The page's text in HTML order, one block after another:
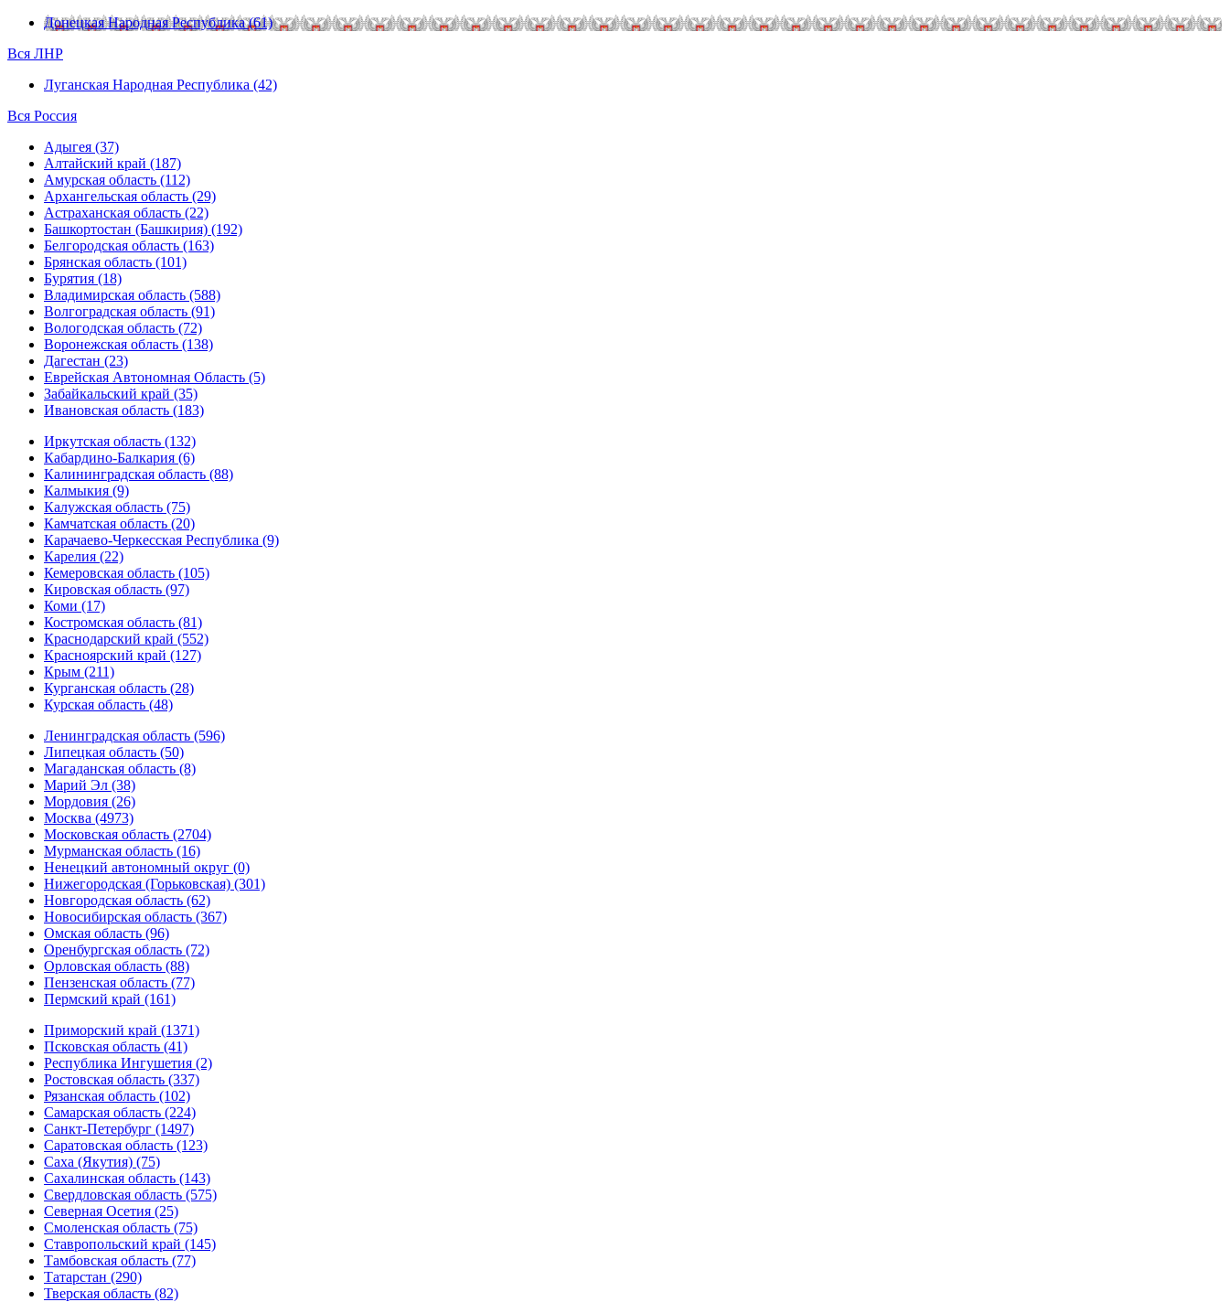
Донецкая Народная Республика (61)
Вся ЛНР
Луганская Народная Республика (42)
Вся Россия
Адыгея (37)
Алтайский край (187)
Амурская область (112)
Архангельская область (29)
Астраханская область (22)
Башкортостан (Башкирия) (192)
Белгородская область (163)
Брянская область (101)
Бурятия (18)
Владимирская область (588)
Волгоградская область (91)
Вологодская область (72)
Воронежская область (138)
Дагестан (23)
Еврейская Автономная Область (5)
Забайкальский край (35)
Ивановская область (183)
Иркутская область (132)
Кабардино-Балкария (6)
Калининградская область (88)
Калмыкия (9)
Калужская область (75)
Камчатская область (20)
Карачаево-Черкесская Республика (9)
Карелия (22)
Кемеровская область (105)
Кировская область (97)
Коми (17)
Костромская область (81)
Краснодарский край (552)
Красноярский край (127)
Крым (211)
Курганская область (28)
Курская область (48)
Ленинградская область (596)
Липецкая область (50)
Магаданская область (8)
Марий Эл (38)
Мордовия (26)
Москва (4973)
Московская область (2704)
Мурманская область (16)
Ненецкий автономный округ (0)
Нижегородская (Горьковская) (301)
Новгородская область (62)
Новосибирская область (367)
Омская область (96)
Оренбургская область (72)
Орловская область (88)
Пензенская область (77)
Пермский край (161)
Приморский край (1371)
Псковская область (41)
Республика Ингушетия (2)
Ростовская область (337)
Рязанская область (102)
Самарская область (224)
Санкт-Петербург (1497)
Саратовская область (123)
Саха (Якутия) (75)
Сахалинская область (143)
Свердловская область (575)
Северная Осетия (25)
Смоленская область (75)
Ставропольский край (145)
Тамбовская область (77)
Татарстан (290)
Тверская область (82)